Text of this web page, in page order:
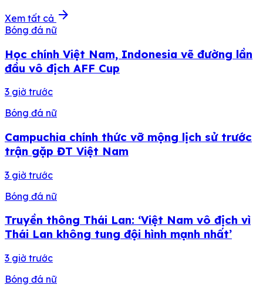
Xem tất cả arrow_forward
Bóng đá nữ
Học chính Việt Nam, Indonesia vẽ đường lần
đầu vô địch AFF Cup
3 giờ trước
Bóng đá nữ
Campuchia chính thức vỡ mộng lịch sử trước
trận gặp ĐT Việt Nam
3 giờ trước
Bóng đá nữ
Truyền thông Thái Lan: ‘Việt Nam vô địch vì
Thái Lan không tung đội hình mạnh nhất’
3 giờ trước
Bóng đá nữ